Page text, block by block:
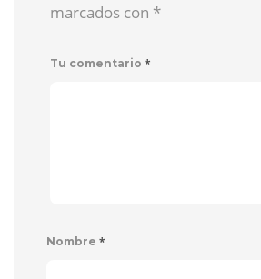
marcados con *
Tu comentario *
Nombre *